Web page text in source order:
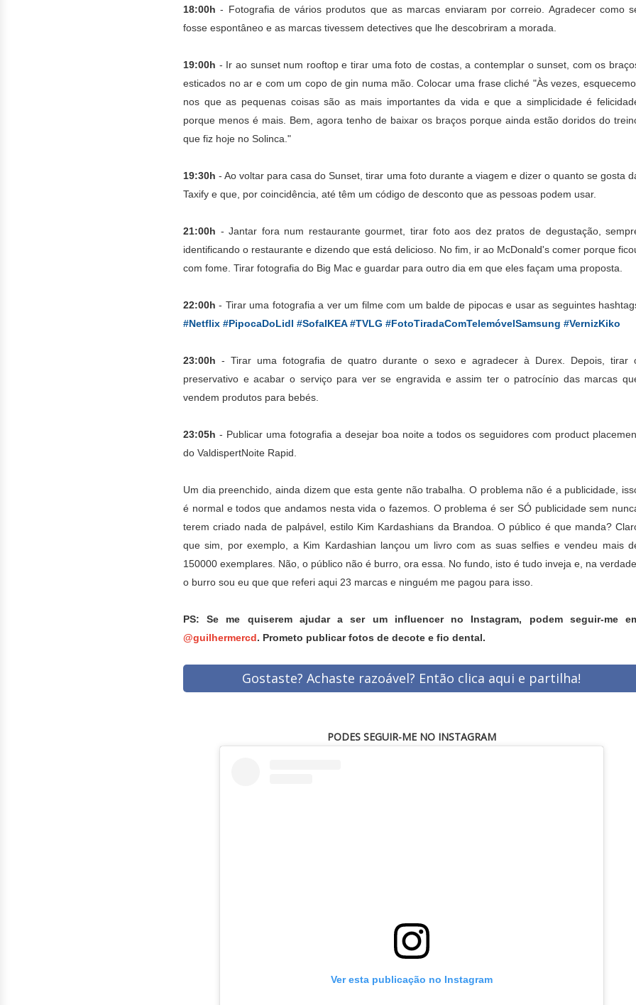
18:00h - Fotografia de vários produtos que as marcas enviaram por correio. Agradecer como
fosse espontâneo e as marcas tivessem detectives que lhe descobriram a morada.
19:00h - Ir ao sunset num rooftop e tirar uma foto de costas, a contemplar o sunset, com os
esticados no ar e com um copo de gin numa mão. Colocar uma frase cliché "Às vezes,
nos que as pequenas coisas são as mais importantes da vida e que a simplicidade é
porque menos é mais. Bem, agora tenho de baixar os braços porque ainda estão doridos do
que fiz hoje no Solinca."
19:30h - Ao voltar para casa do Sunset, tirar uma foto durante a viagem e dizer o quanto se gosta
Taxify e que, por coincidência, até têm um código de desconto que as pessoas podem usar.
21:00h - Jantar fora num restaurante gourmet, tirar foto aos dez pratos de degustação,
identificando o restaurante e dizendo que está delicioso. No fim, ir ao McDonald's comer porque
com fome. Tirar fotografia do Big Mac e guardar para outro dia em que eles façam uma proposta.
22:00h - Tirar uma fotografia a ver um filme com um balde de pipocas e usar as seguintes
#Netflix #PipocaDoLidl #SofaIKEA #TVLG #FotoTiradaComTelemóvelSamsung #VernizKiko
23:00h - Tirar uma fotografia de quatro durante o sexo e agradecer à Durex. Depois, tirar
preservativo e acabar o serviço para ver se engravida e assim ter o patrocínio das marcas
vendem produtos para bebés.
23:05h - Publicar uma fotografia a desejar boa noite a todos os seguidores com product
do ValdispertNoite Rapid.
Um dia preenchido, ainda dizem que esta gente não trabalha. O problema não é a publicidade,
é normal e todos que andamos nesta vida o fazemos. O problema é ser SÓ publicidade sem
terem criado nada de palpável, estilo Kim Kardashians da Brandoa. O público é que manda?
que sim, por exemplo, a Kim Kardashian lançou um livro com as suas selfies e vendeu mais
150000 exemplares. Não, o público não é burro, ora essa. No fundo, isto é tudo inveja e, na verdade,
o burro sou eu que que referi aqui 23 marcas e ninguém me pagou para isso.
PS: Se me quiserem ajudar a ser um influencer no Instagram, podem seguir-me
@guilhermercd. Prometo publicar fotos de decote e fio dental.
Gostaste? Achaste razoável? Então clica aqui e partilha!
PODES SEGUIR-ME NO INSTAGRAM
Ver esta publicação no Instagram